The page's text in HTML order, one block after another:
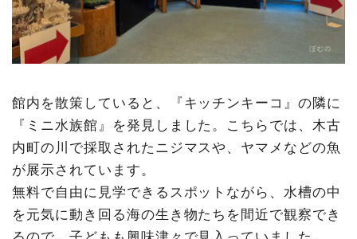
館内を散策していると、『キッチンキーコ』の隣に
『ミニ水族館』を発見しました。こちらでは、木古
内町の川で採取されたニジマスや、ヤマメなどの魚
が展示されています。
無料で自由に見学できるスポットながら、水槽の中
を元気に動き回る海の生き物たちを間近で観察でき